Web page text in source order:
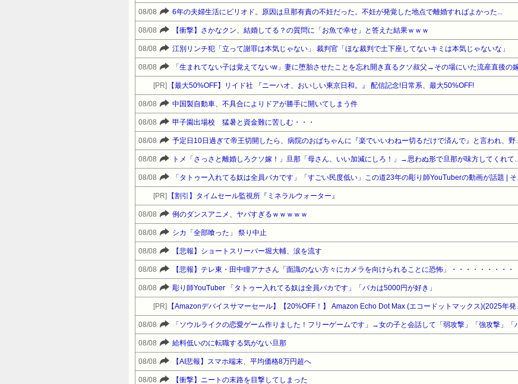
08/08 6年の夫婦生活にピリオド。原因は旦那有責の不妊だった。不妊が発覚した地点で離婚すればよかった...
08/08 【衝撃】さかなクン、結婚してる？の質問に「お魚で幸せ」と答えた結果ｗｗｗ
08/08 江別リンチ犯「立って謝罪は本気じゃない」 裁判官「ほな裁判で土下座してないキミは本気じゃないな」
08/08
[PR] 【最大50%OFF】リイド社 『ニーハオ、おいしい東京日和。』 配信記念!日常系、最大50%OFF!
08/08 中国製自動車、不具合によりドアが勝手に開いてしまう件
08/08 甲子園出場校 猛暑と資金難に苦しむ・・・
08/08
08/08 トメ「さっさと離婚しろクソ嫁！」旦那「母さん、いい加減にしろ！」→思わぬ形で旦那が味方してくれて…
08/08
[PR] 【割引】タイムセール監視所『ミネラルウォーター』
08/08 例のダンスアニメ、ヤバすぎるｗｗｗｗｗ
08/08 シカ「全部喰った」 祭り中止
08/08 【悲報】ショートスリーパー堀大輔、涙を流す
08/08 【悲報】テレ東・田中瞳アナさん「面識のない方々にカメラを向けられることに恐怖」・・・・・・・・・
08/08 彫り師YouTuber 「タトゥー入れてる奴は全員バカです」「バカは5000円が好き」
[PR]
08/08
08/08 給料低いのに転職する気がない旦那
08/08 【AI悲報】スマホ端末、平均価格8万円超へ
08/08 【衝撃】ニートの末路を目撃してしまった